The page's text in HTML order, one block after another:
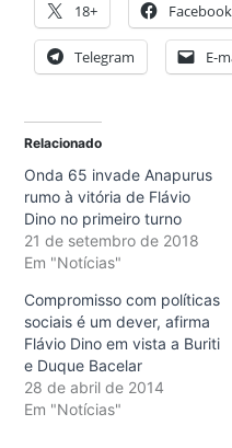
18+ Facebook
Telegram E-
Relacionado
Onda 65 invade Anapurus
rumo à vitória de Flávio
Dino no primeiro turno
21 de setembro de 2018
Em "Notícias"
Compromisso com políticas
sociais é um dever, afirma
Flávio Dino em vista a Buriti
e Duque Bacelar
28 de abril de 2014
Em "Notícias"